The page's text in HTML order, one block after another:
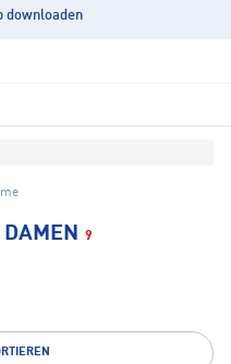
downloaden
9